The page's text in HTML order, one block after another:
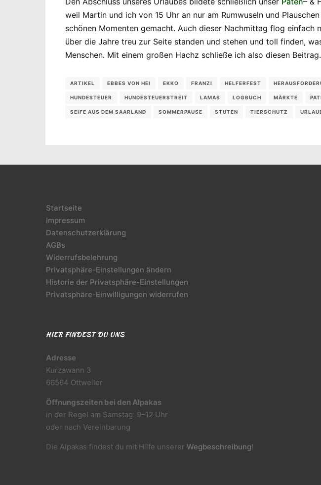
weil Martin und ich von 15 Uhr an nur am Rumwuseln und
schönen Momenten gemacht. Auch dieser Nachmittag flog einfach
über die Jahre treu zur Seite standen und stehen und toll finden,
Menschen. Mit einem großen Hachz schließe ich also diesen Beitrag.
ARTIKEL EBBES VON HEI EKKO FRANZI HELFERFEST
HUNDESTEUER HUNDESTEUERSTREIT LAMAS LOGBUCH MÄRKTE
SEIFE AUS DEM SAARLAND SOMMERPAUSE STUTEN TIERSCHUTZ
Startseite
Impressum
Datenschutzerklärung
AGBs
Widerrufsbelehrung
Privatsphäre-Einstellungen ändern
Historie der Privatsphäre-Einstellungen
Privatsphäre-Einwilligungen widerrufen
HIER FINDEST DU UNS
Adresse
Kurzawann 3
66564 Ottweiler
Öffnungszeiten bei den Alpakas
in der Regel am Samstag: 9–12 Uhr
oder nach Vereinbarung
Die Alpakas findest du mit Hilfe unsererWegbeschreibung!